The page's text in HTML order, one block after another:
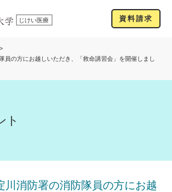
資料請求
員の方にお越しいただき、「救命講習会」を開催しまし
ト
川消防署の消防隊員の方にお越